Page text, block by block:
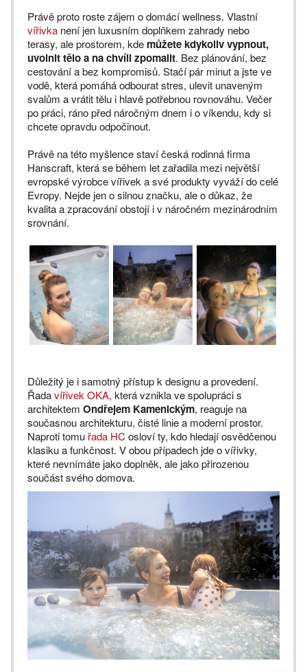
Právě proto roste zájem o domácí wellness. Vlastní
vířivka není jen luxusním doplňkem zahrady nebo
terasy, ale prostorem, kde můžete kdykoliv vypnout,
uvolnit tělo a na chvíli zpomalit. Bez plánování, bez
cestování a bez kompromisů. Stačí pár minut a jste ve
vodě, která pomáhá odbourat stres, ulevit unaveným
svalům a vrátit tělu i hlavě potřebnou rovnováhu. Večer
po práci, ráno před náročným dnem i o víkendu, kdy si
chcete opravdu odpočinout.
Právě na této myšlence staví česká rodinná firma
Hanscraft, která se během let zařadila mezi největší
evropské výrobce vířivek a své produkty vyváží do celé
Evropy. Nejde jen o silnou značku, ale o důkaz, že
kvalita a zpracování obstojí i v náročném mezinárodním
srovnání.
Důležitý je i samotný přístup k designu a provedení.
Řadavířivek OKA, která vznikla ve spolupráci s
architektem Ondřejem Kamenickým, reaguje na
současnou architekturu, čisté linie a moderní prostor.
Naproti tomuřada HC osloví ty, kdo hledají osvědčenou
klasiku a funkčnost. V obou případech jde o vířivky,
které nevnímáte jako doplněk, ale jako přirozenou
součást svého domova.